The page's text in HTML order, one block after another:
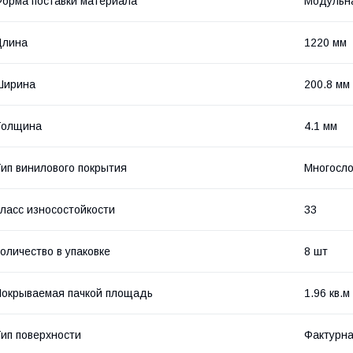
1220 мм
200.8 мм
4.1 мм
винилового покрытия
износостойкости 33
в упаковке 8 шт
пачкой площадь 1.96 кв.м
поверхности